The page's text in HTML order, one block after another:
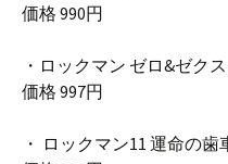
価格 990円
・ロックマン ゼロ&ゼク
価格 997円
・ ロックマン11 運命の歯